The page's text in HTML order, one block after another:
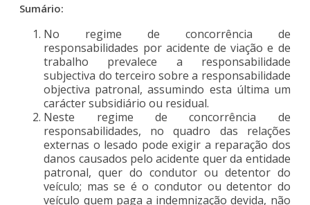
Sumário:
No regime de concorrência de
responsabilidades por acidente de viação e de
trabalho prevalece a responsabilidade
subjectiva do terceiro sobre a responsabilidade
objectiva patronal, assumindo esta última um
carácter subsidiário ou residual.
Neste regime de concorrência de
responsabilidades, no quadro das relações
externas o lesado pode exigir a reparação dos
danos causados pelo acidente quer da entidade
patronal, quer do condutor ou detentor do
veículo; mas se é o condutor ou detentor do
veículo quem paga a indemnização devida, não